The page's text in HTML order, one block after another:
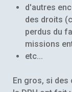
d'autres
des droits
perdus du
missions
etc...
En gros, si